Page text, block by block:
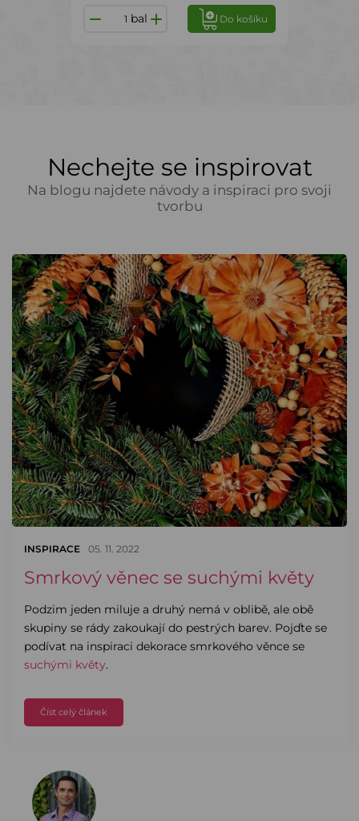
bal Do košíku
Nechejte se inspirovat
Na blogu najdete návody a inspiraci pro svoji
tvorbu
INSPIRACE 05. 11. 2022
Smrkový věnec se suchými květy
Podzim jeden miluje a druhý nemá v oblibě, ale obě
skupiny se rády zakoukají do pestrých barev. Pojďte se
podívat na inspiraci dekorace smrkového věnce se
suchými květy.
Číst celý článek